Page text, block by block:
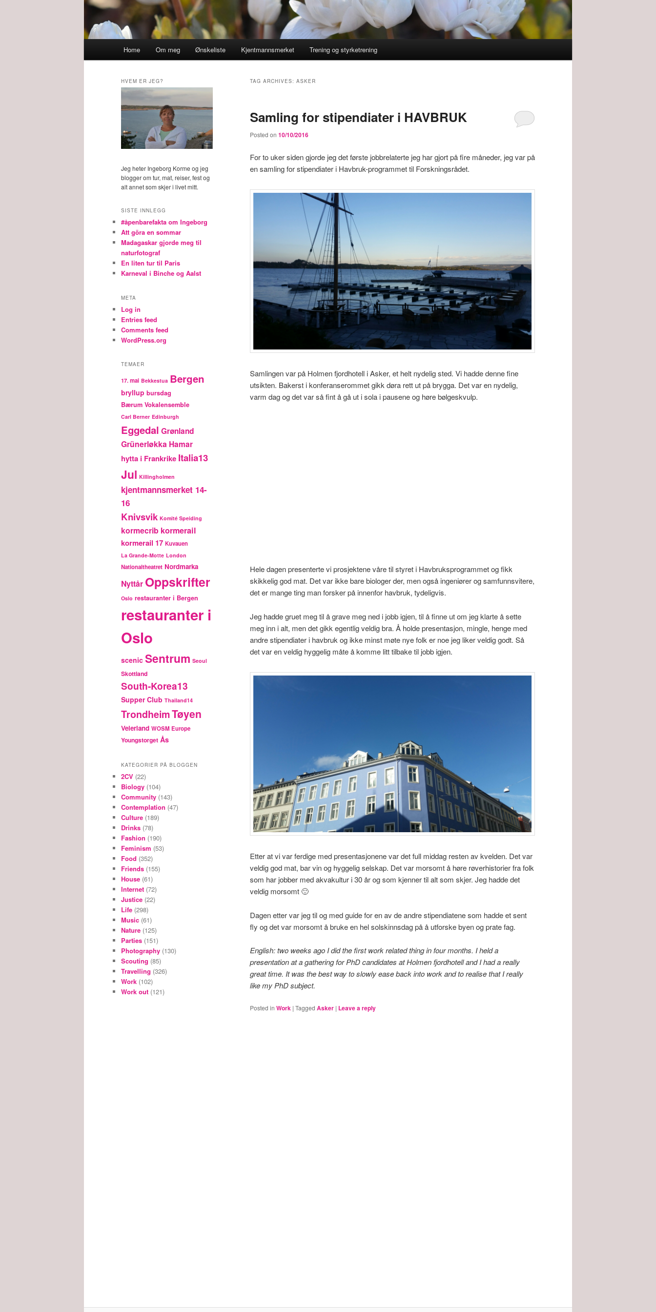
Home Om meg Ønskeliste Kjentmannsmerket Trening og styrketrening
TAG ARCHIVES: ASKER
Samling for stipendiater i HAVBRUK
Posted on 10/10/2016
For to uker siden gjorde jeg det første jobbrelaterte jeg har gjort på fire måneder, jeg var på
en samling for stipendiater i Havbruk-programmet til Forskningsrådet.
Samlingen var på Holmen fjordhotell i Asker, et helt nydelig sted. Vi hadde denne fine
utsikten. Bakerst i konferanserommet gikk døra rett ut på brygga. Det var en nydelig,
varm dag og det var så fint å gå ut i sola i pausene og høre bølgeskvulp.
Hele dagen presenterte vi prosjektene våre til styret i Havbruksprogrammet og fikk
skikkelig god mat. Det var ikke bare biologer der, men også ingeniører og samfunnsvitere,
det er mange ting man forsker på innenfor havbruk, tydeligvis.
Jeg hadde gruet meg til å grave meg ned i jobb igjen, til å finne ut om jeg klarte å sette
meg inn i alt, men det gikk egentlig veldig bra. Å holde presentasjon, mingle, henge med
andre stipendiater i havbruk og ikke minst møte nye folk er noe jeg liker veldig godt. Så
det var en veldig hyggelig måte å komme litt tilbake til jobb igjen.
Etter at vi var ferdige med presentasjonene var det full middag resten av kvelden. Det var
veldig god mat, bar vin og hyggelig selskap. Det var morsomt å høre røverhistorier fra folk
som har jobber med akvakultur i 30 år og som kjenner til alt som skjer. Jeg hadde det
veldig morsomt 🙂
Dagen etter var jeg til og med guide for en av de andre stipendiatene som hadde et sent
fly og det var morsomt å bruke en hel solskinnsdag på å utforske byen og prate fag.
English: two weeks ago I did the first work related thing in four months. I held a
presentation at a gathering for PhD candidates at Holmen fjordhotell and I had a really
great time. It was the best way to slowly ease back into work and to realise that I really
like my PhD subject.
Posted in Work | Tagged Asker | Leave a reply
HVEM ER JEG?
Jeg heter Ingeborg Korme og jeg
blogger om tur, mat, reiser, fest og
alt annet som skjer i livet mitt.
SISTE INNLEGG
#åpenbarefakta om Ingeborg
Att göra en sommar
Madagaskar gjorde meg til
naturfotograf
En liten tur til Paris
Karneval i Binche og Aalst
META
Log in
Entries feed
Comments feed
WordPress.org
TEMAER
17. mai Bekkestua Bergen
bryllup bursdag
Bærum Vokalensemble
Carl Berner Edinburgh
Eggedal Grønland
Grünerløkka Hamar
hytta i Frankrike Italia13
Jul Killingholmen
kjentmannsmerket 14-
16
Knivsvik Komité Speiding
kormecrib kormerail
kormerail 17 Kuvauen
La Grande-Motte London
Nationaltheatret Nordmarka
Nyttår Oppskrifter
Oslo restauranter i Bergen
restauranter i
Oslo
scenic Sentrum Seoul
Skottland
South-Korea13
Supper Club Thailand14
TrondheimTøyen
Veierland WOSM Europe
Youngstorget Ås
KATEGORIER PÅ BLOGGEN
2CV (22)
Biology (104)
Community (143)
Contemplation (47)
Culture (189)
Drinks (78)
Fashion (190)
Feminism (53)
Food (352)
Friends (155)
House (61)
Internet (72)
Justice (22)
Life (298)
Music (61)
Nature (125)
Parties (151)
Photography (130)
Scouting (85)
Travelling (326)
Work (102)
Work out (121)